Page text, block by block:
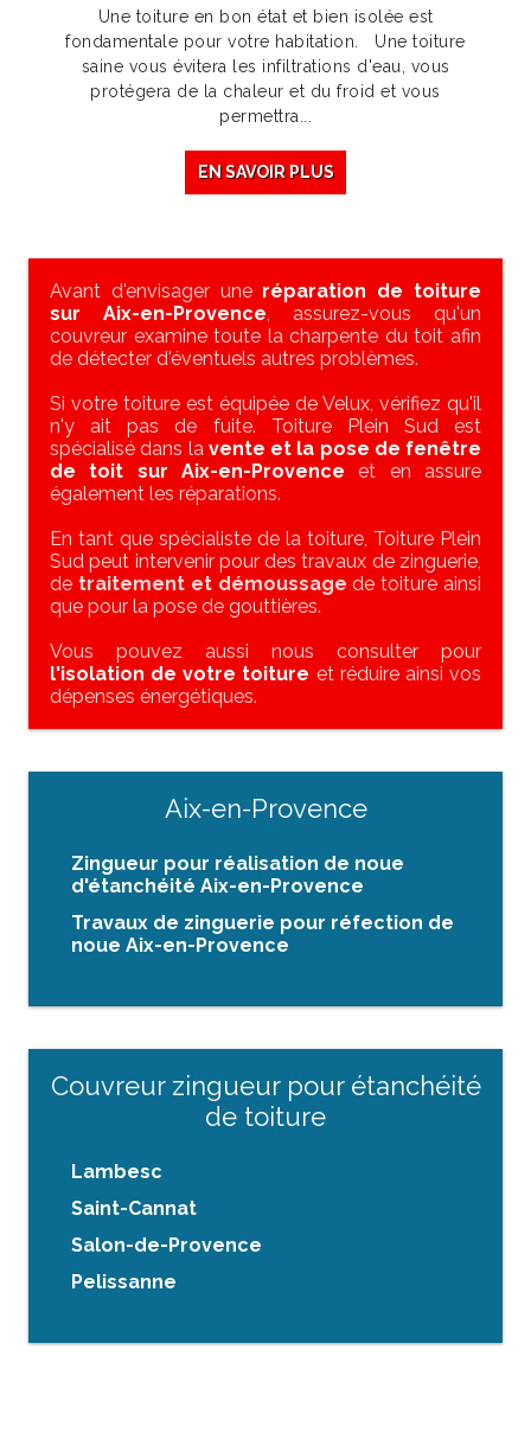
Une toiture en bon état et bien isolée est
fondamentale pour votre habitation. Une toiture
saine vous évitera les infiltrations d'eau, vous
protégera de la chaleur et du froid et vous
permettra...
EN SAVOIR PLUS
Avant d'envisager une réparation de toiture
sur Aix-en-Provence, assurez-vous qu'un
couvreur examine toute la charpente du toit afin
de détecter d'éventuels autres problèmes.
Si votre toiture est équipée de Velux, vérifiez qu'il
n'y ait pas de fuite. Toiture Plein Sud est
spécialisé dans la vente et la pose de fenêtre
de toit sur Aix-en-Provence et en assure
également les réparations.
En tant que spécialiste de la toiture, Toiture Plein
Sud peut intervenir pour des travaux de zinguerie,
de traitement et démoussage de toiture ainsi
que pour la pose de gouttières.
Vous pouvez aussi nous consulter pour
l'isolation de votre toiture et réduire ainsi vos
dépenses énergétiques.
Aix-en-Provence
Zingueur pour réalisation de noue
d'étanchéité Aix-en-Provence
Travaux de zinguerie pour réfection de
noue Aix-en-Provence
Couvreur zingueur pour étanchéité
de toiture
Lambesc
Saint-Cannat
Salon-de-Provence
Pelissanne